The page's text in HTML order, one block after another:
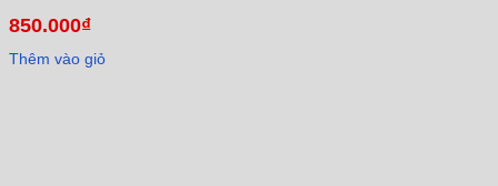
850.000₫
Thêm vào giỏ